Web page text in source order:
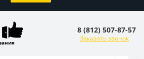
8 (812) 507-87-57
Заказать звонок